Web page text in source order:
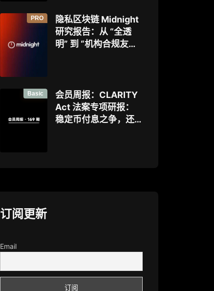
PRO
隐私区块链 Midnight
研究报告：从 “全透
明” 到 “机构合规友
解其背景、技术架
构、生态格局与机构
采用挑战
Basic
会员周报：CLARITY
Act 法案专项研报：
稳定币付息之争，还
订阅更新
Email